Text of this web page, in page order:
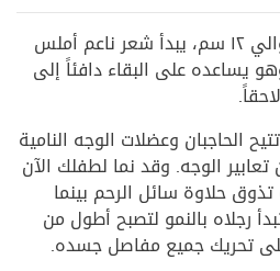
عندما يصبح طول طفلكِ حوالي ١٢ سم، يبدأ شعر ناعم أملس
يساعده على البقاء دافئاً إلى
الحاجبان وعضلات الوجه النامية
الوجه. وقد نما لطفلك الآن
حلاوة سائل الرحم بينما
رجلاه بالنمو لتصبح أطول من
على تحريك جميع مفاصل جسده.